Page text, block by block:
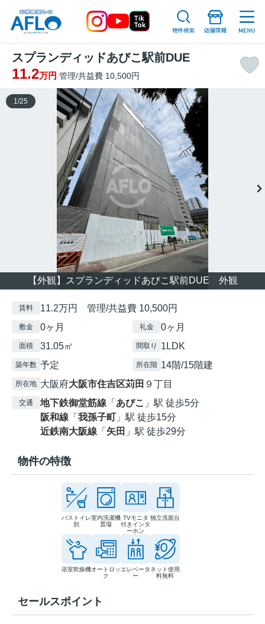
スプランディッドあびこ駅前DUE
11.2万円 管理/共益費 10,500円
【外観】スプランディッドあびこ駅前DUE 外観
1 /25
賃料 11.2万円 管理/共益費 10,500円
敷金 0ヶ月 礼金 0ヶ月
面積 31.05㎡ 間取り 1LDK
築年数 予定 所在階 14階/15階建
所在地 大阪府大阪市住吉区苅田 ９丁目
交通 地下鉄御堂筋線 「 あびこ 」駅 徒歩5分
阪和線 「 我孫子町 」駅 徒歩15分
近鉄南大阪線 「 矢田 」駅 徒歩29分
物件の特徴
バストイレ
別
室内洗濯機
置場
TVモニタ
付きインタ
ーホン
独立洗面台
浴室乾燥機オートロッ
ク
エレベータ
ー
ネット使用
料無料
セールスポイント